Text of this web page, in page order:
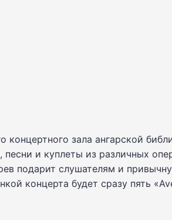
зала ангарской
и куплеты из различных
подарит слушателям и
концерта будет сразу пять «